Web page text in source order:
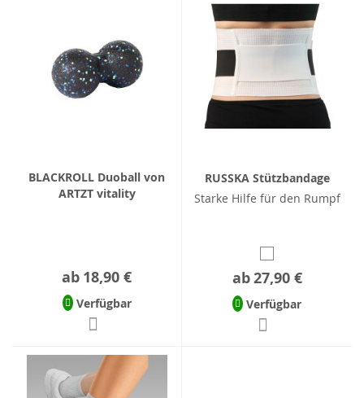
BLACKROLL Duoball von
ARTZT vitality
ab 18,90 €
Verfügbar
RUSSKA Stützbandage
Starke Hilfe für den Rumpf
ab27,90 €
Verfügbar